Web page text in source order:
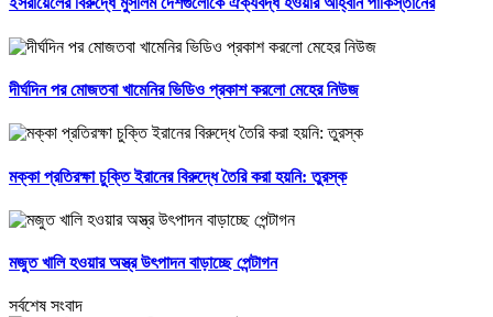
দীর্ঘদিন পর মোজতবা খামেনির ভিডিও প্রকাশ করলো মেহের নিউজ
মক্কা প্রতিরক্ষা চুক্তি ইরানের বিরুদ্ধে তৈরি করা হয়নি: তুরস্ক
মজুত খালি হওয়ার অস্ত্র উৎপাদন বাড়াচ্ছে পেন্টাগন
সর্বশেষ সংবাদ